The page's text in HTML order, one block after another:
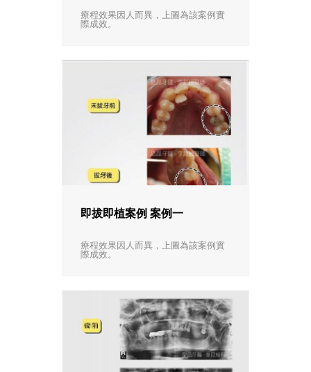
療程效果因人而異，上圖為該案例實
際成效。
即拔即植案例 案例一
療程效果因人而異，上圖為該案例實
際成效。